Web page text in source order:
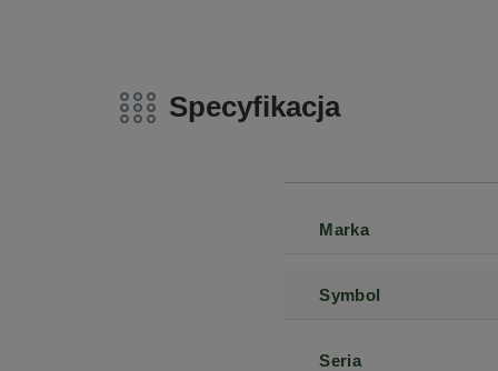
Specyfikacja
Marka
Symbol
Seria